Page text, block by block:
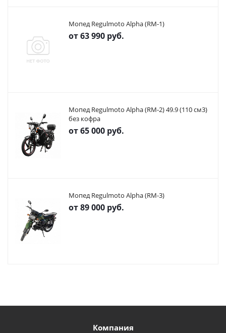
Мопед Regulmoto Alpha (RM-1)
от63 990 руб.
Мопед Regulmoto Alpha (RM-2) 49.9 (110 см3)
без кофра
от65 000 руб.
Мопед Regulmoto Alpha (RM-3)
от89 000 руб.
Компания